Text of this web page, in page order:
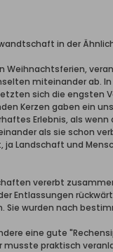
in der
Weihnachtsferien,
miteinander ab.
sich die engsten
Kerzen gaben ein
Erlebnis, als
als sie schon
Landschaft und
vererbt
Entlassungen
Sie wurden nach
eine gute
praktisch